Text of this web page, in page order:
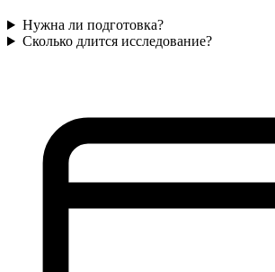
Нужна ли подготовка?
Сколько длится исследование?